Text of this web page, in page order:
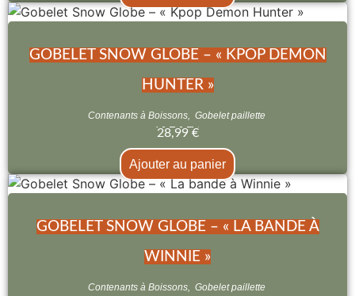
GOBELET SNOW GLOBE – « KPOP DEMON
HUNTER »
Contenants à Boissons, Gobelet paillette
28,99 €
Ajouter au panier
GOBELET SNOW GLOBE – « LA BANDE À
WINNIE »
Contenants à Boissons, Gobelet paillette